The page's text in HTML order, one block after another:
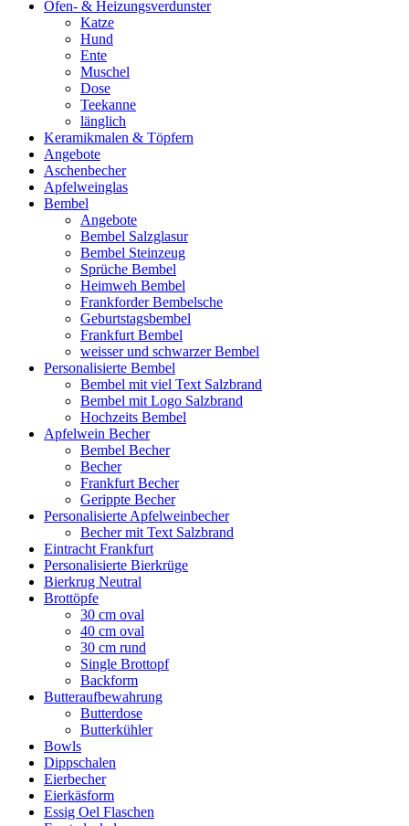
Ofen- & Heizungsverdunster
Katze
Hund
Ente
Muschel
Dose
Teekanne
länglich
Keramikmalen & Töpfern
Angebote
Aschenbecher
Apfelweinglas
Bembel
Angebote
Bembel Salzglasur
Bembel Steinzeug
Sprüche Bembel
Heimweh Bembel
Frankforder Bembelsche
Geburtstagsbembel
Frankfurt Bembel
weisser und schwarzer Bembel
Personalisierte Bembel
Bembel mit viel Text Salzbrand
Bembel mit Logo Salzbrand
Hochzeits Bembel
Apfelwein Becher
Bembel Becher
Becher
Frankfurt Becher
Gerippte Becher
Personalisierte Apfelweinbecher
Becher mit Text Salzbrand
Eintracht Frankfurt
Personalisierte Bierkrüge
Bierkrug Neutral
Brottöpfe
30 cm oval
40 cm oval
30 cm rund
Single Brottopf
Backform
Butteraufbewahrung
Butterdose
Butterkühler
Bowls
Dippschalen
Eierbecher
Eierkäsform
Essig Oel Flaschen